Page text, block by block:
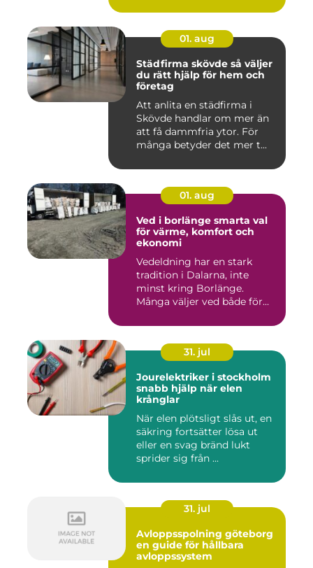
01. aug
Städfirma skövde så väljer
du rätt hjälp för hem och
företag
Att anlita en städfirma i
Skövde handlar om mer än
att få dammfria ytor. För
många betyder det mer t...
01. aug
Ved i borlänge smarta val
för värme, komfort och
ekonomi
Vedeldning har en stark
tradition i Dalarna, inte
minst kring Borlänge.
Många väljer ved både för
31. jul
Jourelektriker i stockholm
snabb hjälp när elen
krånglar
När elen plötsligt slås ut, en
säkring fortsätter lösa ut
eller en svag bränd lukt
sprider sig från ...
31. jul
Avloppsspolning göteborg
en guide för hållbara
avloppssystem